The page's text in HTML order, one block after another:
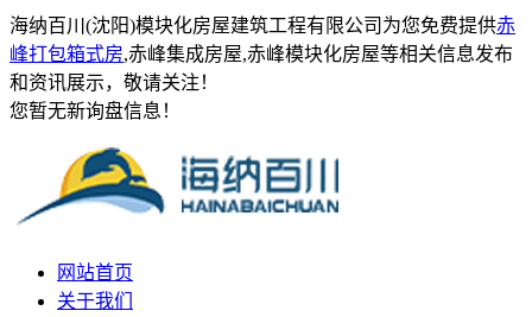
海纳百川(沈阳)模块化房屋建筑工程有限公司为您免费提供赤
峰打包箱式房,赤峰集成房屋,赤峰模块化房屋等相关信息发布
和资讯展示，敬请关注！
您暂无新询盘信息！
网站首页
关于我们